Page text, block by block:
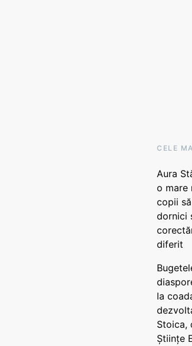
CELE
Aura
o mare
copii
dornici
diferit
la
Stoica,
Științe